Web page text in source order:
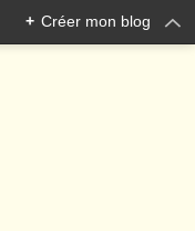
+ Créer mon blog